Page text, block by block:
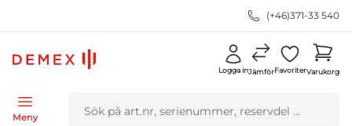
(+46)371-33 540
Logga inJämförFavoriterVarukorg
Meny